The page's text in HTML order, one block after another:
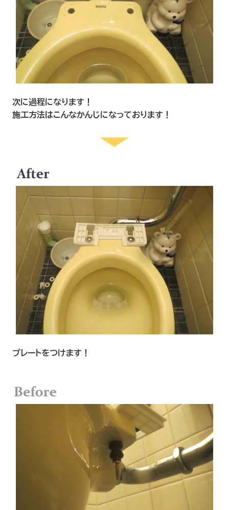
次に過程になります！
施工方法はこんなかんじになっております！
プレートをつけます！